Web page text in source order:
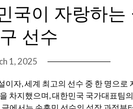
국이 자랑하는
선수
1, 2025
자, 세계 최고의 선수 중 한 명으로
차지했으며, 대한민국 국가대표팀